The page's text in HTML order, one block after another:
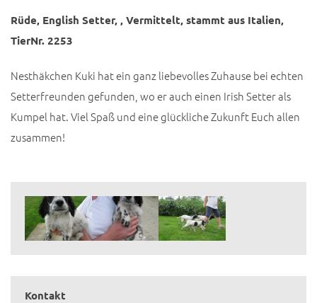
Rüde, English Setter, , Vermittelt, stammt aus Italien,
TierNr. 2253
Nesthäkchen Kuki hat ein ganz liebevolles Zuhause bei echten
Setterfreunden gefunden, wo er auch einen Irish Setter als
Kumpel hat. Viel Spaß und eine glückliche Zukunft Euch allen
zusammen!
Kontakt